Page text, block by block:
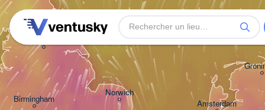
Birmingham Amsterdam
Norwich